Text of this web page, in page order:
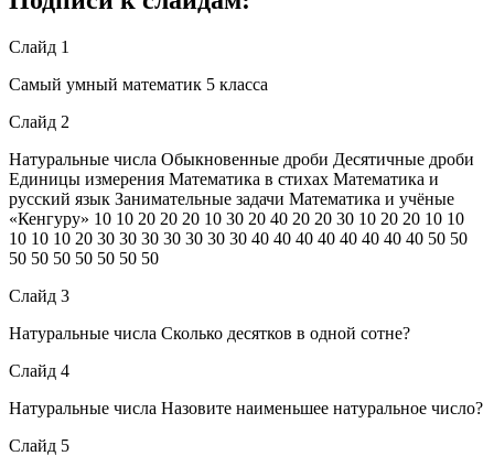
Слайд 1
Самый умный математик 5 класса
Слайд 2
Натуральные числа Обыкновенные дроби Десятичные дроби
Единицы измерения Математика в стихах Математика и
русский язык Занимательные задачи Математика и учёные
«Кенгуру» 10 10 20 20 20 10 30 20 40 20 20 30 10 20 20 10 10
10 10 10 20 30 30 30 30 30 30 30 40 40 40 40 40 40 40 40 50 50
50 50 50 50 50 50 50
Слайд 3
Натуральные числа Сколько десятков в одной сотне?
Слайд 4
Натуральные числа Назовите наименьшее натуральное число?
Слайд 5